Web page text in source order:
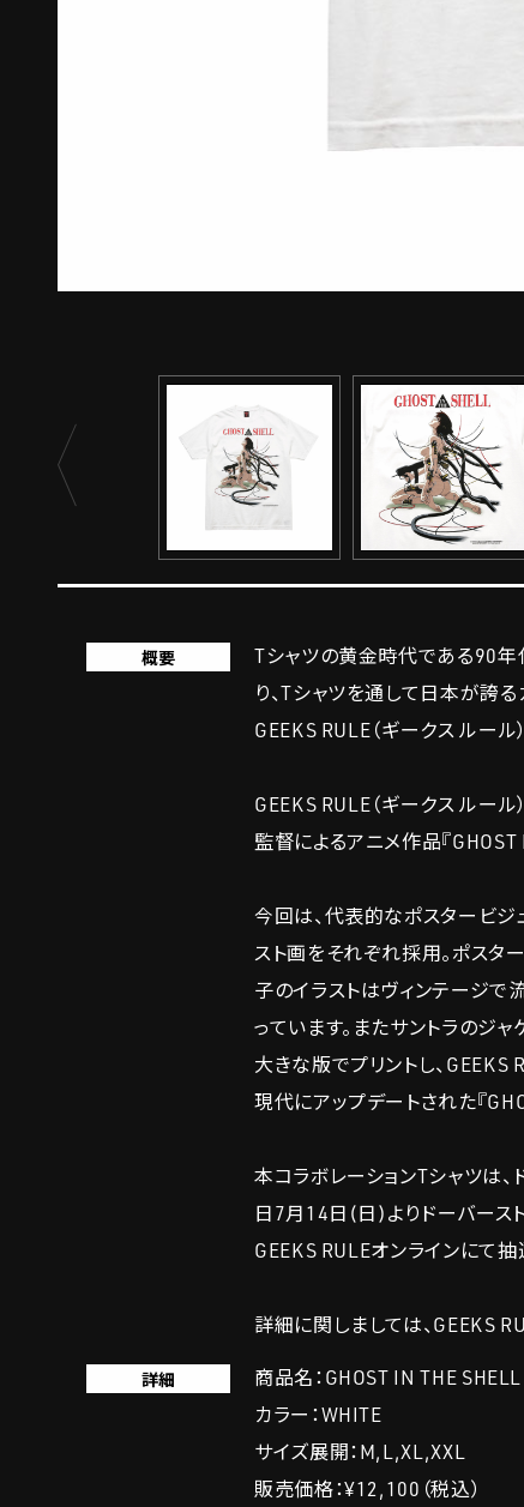
概要
Tシャツの黄金時代である90年
り、Tシャツを通して日本が誇
GEEKS RULE（ギークス ルール）
GEEKS RULE（ギークス ルー
監督によるアニメ作品『
今回は、代表的なポスタービ
スト画をそれぞれ採用。ポスタ
子のイラストはヴィンテージで
っています。またサントラのジ
大きな版でプリントし、
現代にアップデートされた『
本コラボレーションTシャツは
日7月14日(日)よりドーバース
GEEKS RULEオンラインにて抽
詳細に関しましては、GEEKS
詳細
商品名：GHOST IN THE
カラー：WHITE
サイズ展開：M,L,XL,XXL
販売価格：¥12,100（税込）